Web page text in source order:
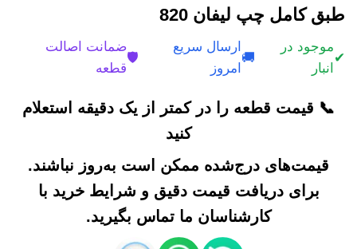
طبق کامل چپ لیفان 820
✔
موجود در
انبار
🚚
ارسال سریع
امروز
🛡️
ضمانت اصالت
قطعه
📞 قیمت قطعه را در کمتر از یک دقیقه استعلام
کنید
قیمت‌های درج‌شده ممکن است به‌روز نباشند.
برای دریافت قیمت دقیق و شرایط خرید با
کارشناسان ما تماس بگیرید.